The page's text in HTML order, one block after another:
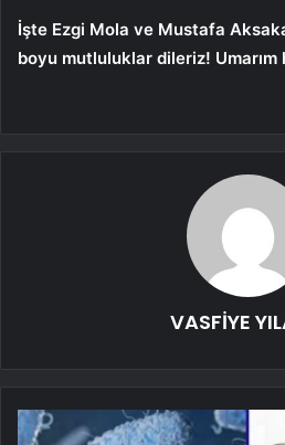
İşte Ezgi Mola ve Mustafa
boyu mutluluklar dileriz!
VASFİYE